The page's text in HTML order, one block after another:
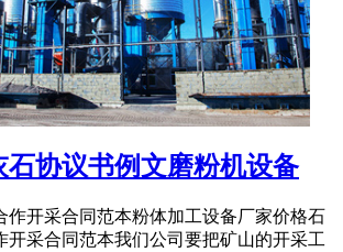
石协议书例文磨粉机设备
作开采合同范本粉体加工设备厂家价格石
开采合同范本我们公司要把矿山的开采工